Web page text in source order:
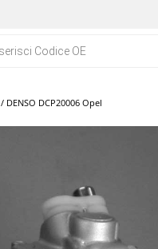
/ DENSO DCP20006 Opel